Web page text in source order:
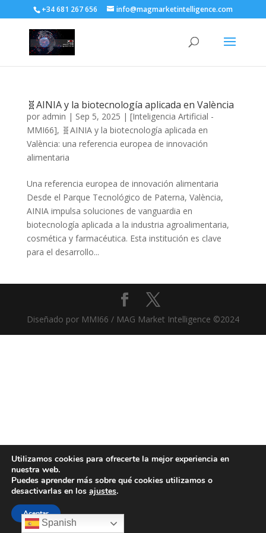
+34 681 267 656 info@magmarketintelligence.com
🧬AINIA y la biotecnología aplicada en València
por admin | Sep 5, 2025 | [Inteligencia Artificial -
MMI66], 🧬AINIA y la biotecnología aplicada en
València: una referencia europea de innovación
alimentaria
Una referencia europea de innovación alimentaria
Desde el Parque Tecnológico de Paterna, València,
AINIA impulsa soluciones de vanguardia en
biotecnología aplicada a la industria agroalimentaria,
cosmética y farmacéutica. Esta institución es clave
para el desarrollo...
Diseñado por MMI66 / MAG Market Intelligence ©2024
Spanish
Utilizamos cookies para ofrecerte la mejor experiencia en
nuestra web.
Puedes aprender más sobre qué cookies utilizamos o
desactivarlas en los ajustes.
Aceptar